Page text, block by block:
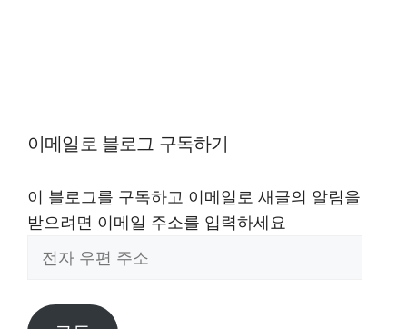
이메일로 블로그 구독하기
이 블로그를 구독하고 이메일로 새글의 알림을
받으려면 이메일 주소를 입력하세요
편